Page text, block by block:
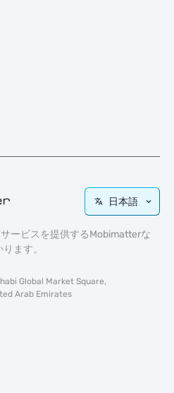
日本語
ービスを提供するMobimatterな
ます。
Global Market Square,
Arab Emirates